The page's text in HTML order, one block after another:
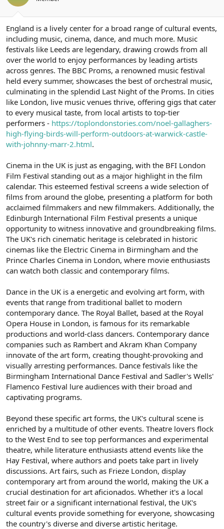
England is a lively center for a broad range of cultural events,
including music, cinema, dance, and much more. Music
festivals like Leeds are legendary, drawing crowds from all
over the world to enjoy performances by leading artists
across genres. The BBC Proms, a renowned music festival
held every summer, showcases the best of orchestral music,
culminating in the splendid Last Night of the Proms. In cities
like London, live music venues thrive, offering gigs that cater
to every musical taste, from local artists to top-tier
performers - https://toplondonstories.com/noel-gallaghers-
high-flying-birds-will-perform-outdoors-at-warwick-castle-
with-johnny-marr-2.html.
Cinema in the UK is just as engaging, with the BFI London
Film Festival standing out as a major highlight in the film
calendar. This esteemed festival screens a wide selection of
films from around the globe, presenting a platform for both
acclaimed filmmakers and new filmmakers. Additionally, the
Edinburgh International Film Festival presents a unique
opportunity to witness innovative and groundbreaking films.
The UK's rich cinematic heritage is celebrated in historic
cinemas like the Electric Cinema in Birmingham and the
Prince Charles Cinema in London, where movie enthusiasts
can watch both classic and contemporary films.
Dance in the UK is a energetic and evolving art form, with
events that range from traditional ballet to modern
contemporary dance. The Royal Ballet, based at the Royal
Opera House in London, is famous for its remarkable
productions and world-class dancers. Contemporary dance
companies such as Rambert and Akram Khan Company
innovate of the art form, creating thought-provoking and
visually arresting performances. Dance festivals like the
Birmingham International Dance Festival and Sadler's Wells'
Flamenco Festival lure audiences with their broad and
captivating programs.
Beyond these specific art forms, the UK's cultural scene is
enriched by a multitude of other events. Theatre lovers flock
to the West End to see top performances and experimental
theatre, while literature enthusiasts attend events like the
Hay Festival, where authors and poets take part in lively
discussions. Art fairs, such as Frieze London, display
contemporary art from around the world, making the UK a
crucial destination for art aficionados. Whether it's a local
street fair or a significant international festival, the UK's
cultural events provide something for everyone, showcasing
the country's diverse and diverse artistic heritage.